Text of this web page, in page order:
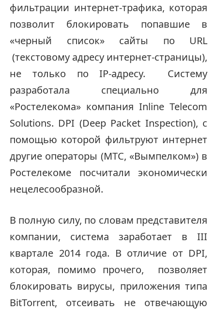
фильтрации интернет-трафика, которая
позволит блокировать попавшие в
«черный список» сайты по URL
(текстовому адресу интернет-страницы),
не только по IP-адресу. Систему
разработала специально для
«Ростелекома» компания Inline Telecom
Solutions. DPI (Deep Packet Inspection), с
помощью которой фильтруют интернет
другие операторы (МТС, «Вымпелком») в
Ростелекоме посчитали экономически
нецелесообразной.
В полную силу, по словам представителя
компании, система заработает в III
квартале 2014 года. В отличие от DPI,
которая, помимо прочего, позволяет
блокировать вирусы, приложения типа
BitTorrent, отсеивать не отвечающую